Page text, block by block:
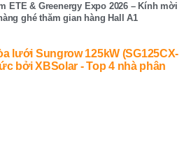
ETE & Greenergy Expo 2026 – Kính mời
ghé thăm gian hàng Hall A1